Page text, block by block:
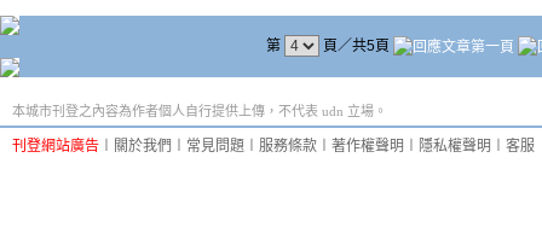
第 頁／共5頁
本城市刊登之內容為作者個人自行提供上傳，不代表 udn 立場。
刊登網站廣告 關於我們 常見問題 服務條款 著作權聲明 隱私權聲明 客服